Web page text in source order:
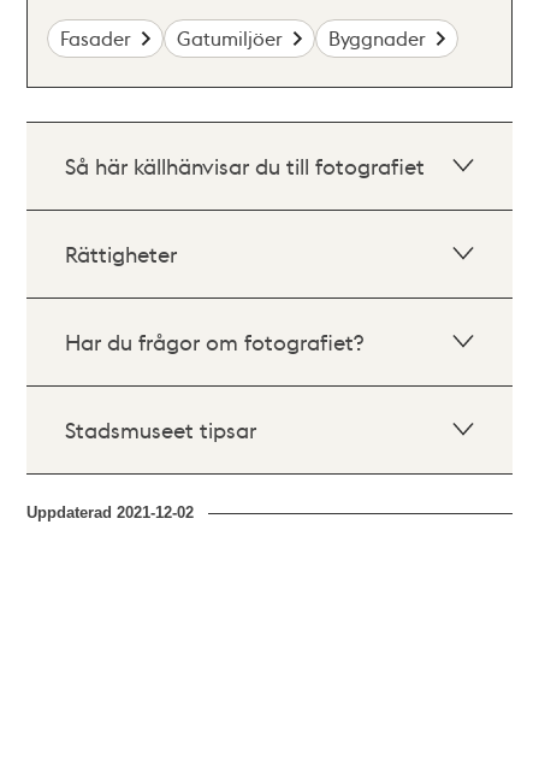
Fasader Gatumiljöer Byggnader
Så här källhänvisar du till fotografiet
Rättigheter
Har du frågor om fotografiet?
Stadsmuseet tipsar
Uppdaterad2021-12-02